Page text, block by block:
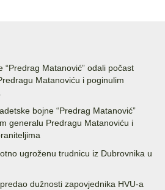
“Predrag Matanović” odali počast
Matanoviću i poginulim
bojne “Predrag Matanović”
generalu Predragu Matanoviću i
ugroženu trudnicu iz Dubrovnika u
dužnosti zapovjednika HVU-a